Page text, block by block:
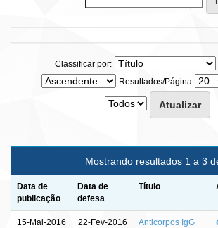
Classificar por:
Resultados/Página
Mostrando resultados 1 a 3
Data de
publicação
Data de
defesa
Título
15-Mai-2016 22-Fev-2016
Anticorpos IgG